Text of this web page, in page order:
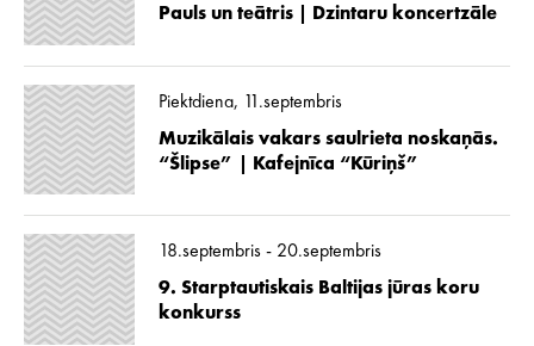
Pauls un teātris | Dzintaru koncertzāle
Piektdiena, 11.septembris
Muzikālais vakars saulrieta noskaņās.
“Šlipse” | Kafejnīca “Kūriņš”
18.septembris - 20.septembris
9. Starptautiskais Baltijas jūras koru
konkurss